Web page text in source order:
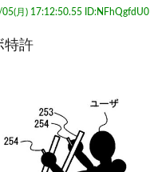
月) 17:12:50.55 ID:NFhQgfdU0
特許